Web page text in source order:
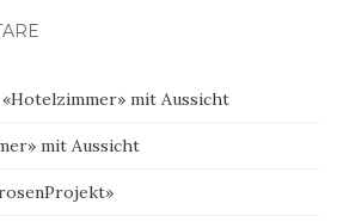
«Hotelzimmer» mit Aussicht
mit Aussicht